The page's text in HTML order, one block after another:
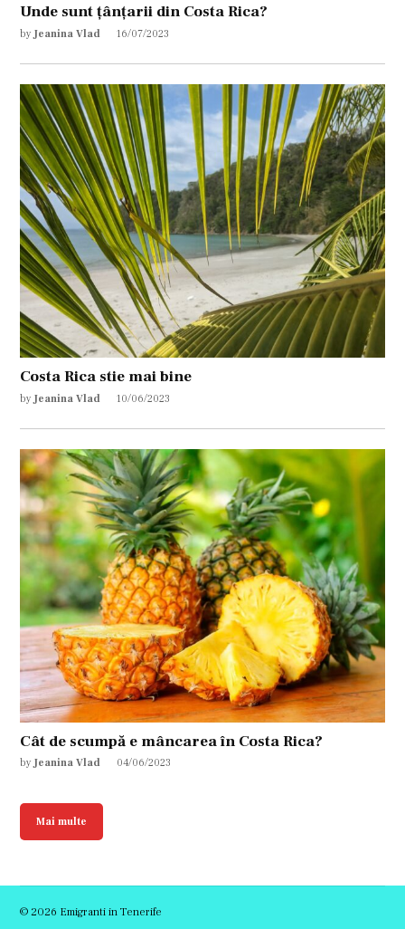
Unde sunt țânțarii din Costa Rica?
by Jeanina Vlad 16/07/2023
Costa Rica stie mai bine
by Jeanina Vlad 10/06/2023
Cât de scumpă e mâncarea în Costa Rica?
by Jeanina Vlad 04/06/2023
Mai multe
© 2026 Emigranti in Tenerife